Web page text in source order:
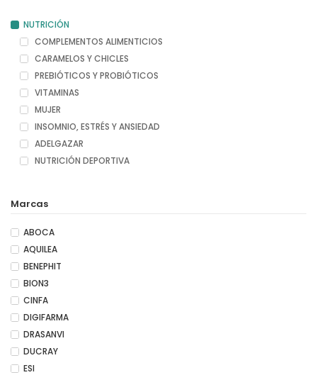
NUTRICIÓN
COMPLEMENTOS ALIMENTICIOS
CARAMELOS Y CHICLES
PREBIÓTICOS Y PROBIÓTICOS
VITAMINAS
MUJER
INSOMNIO, ESTRÉS Y ANSIEDAD
ADELGAZAR
NUTRICIÓN DEPORTIVA
Marcas
ABOCA
AQUILEA
BENEPHIT
BION3
CINFA
DIGIFARMA
DRASANVI
DUCRAY
ESI